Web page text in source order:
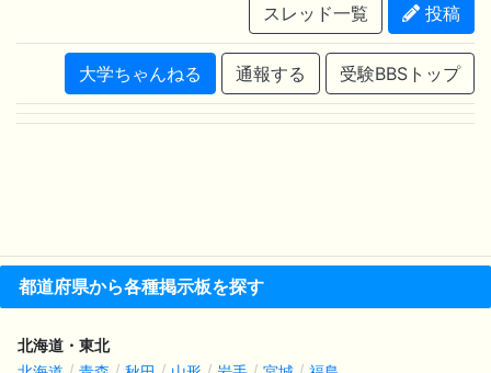
スレッド一覧
投稿
大学ちゃんねる 通報する 受験BBSトップ
都道府県から各種掲示板を探す
北海道・東北